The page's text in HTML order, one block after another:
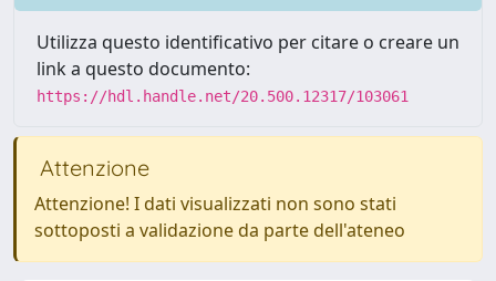
Utilizza questo identificativo per citare o creare un
link a questo documento:
https://hdl.handle.net/20.500.12317/103061
Attenzione
Attenzione! I dati visualizzati non sono stati
sottoposti a validazione da parte dell'ateneo